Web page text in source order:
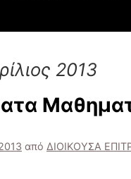
2013
από ΔΙΟΙΚΟΥΣΑ